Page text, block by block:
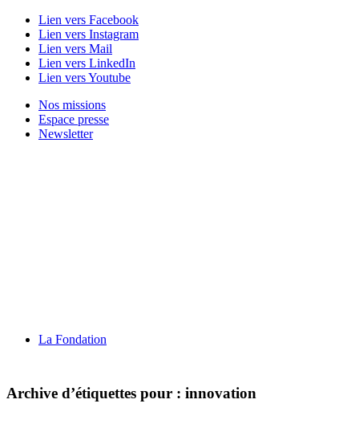
Lien vers Facebook
Lien vers Instagram
Lien vers Mail
Lien vers LinkedIn
Lien vers Youtube
Nos missions
Espace presse
Newsletter
La Fondation
Archive d’étiquettes pour : innovation